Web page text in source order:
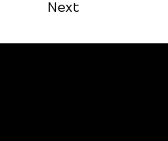
Next